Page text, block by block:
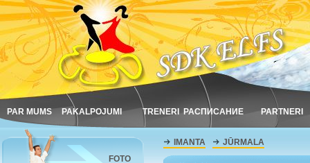
PAR MUMS PAKALPOJUMI TRENERI РАСПИСАНИЕ PARTNERI
FOTO
IMANTA JŪRMALA